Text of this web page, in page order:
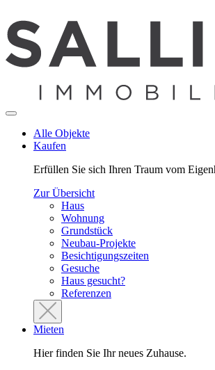
Alle Objekte
Kaufen
Erfüllen Sie sich Ihren Traum vom
Zur Übersicht
Haus
Wohnung
Grundstück
Neubau-Projekte
Besichtigungszeiten
Gesuche
Haus gesucht?
Referenzen
Mieten
Hier finden Sie Ihr neues Zuhause.